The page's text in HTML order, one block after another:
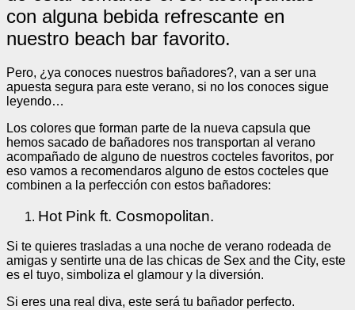
con alguna bebida refrescante en
nuestro beach bar favorito.
Pero, ¿ya conoces nuestros bañadores?, van a ser una
apuesta segura para este verano, si no los conoces sigue
leyendo…
Los colores que forman parte de la nueva capsula que
hemos sacado de bañadores nos transportan al verano
acompañado de alguno de nuestros cocteles favoritos, por
eso vamos a recomendaros alguno de estos cocteles que
combinen a la perfección con estos bañadores:
Hot Pink ft. Cosmopolitan.
Si te quieres trasladas a una noche de verano rodeada de
amigas y sentirte una de las chicas de Sex and the City, este
es el tuyo, simboliza el glamour y la diversión.
Si eres una real diva, este será tu bañador perfecto.